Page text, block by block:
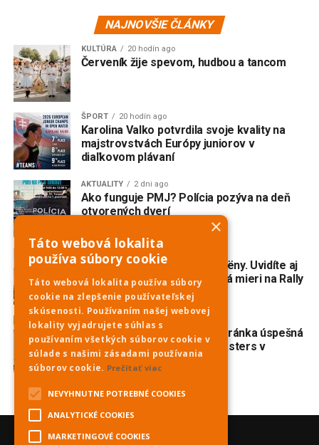
NAJNOVŠIE ČLÁNKY
KULTÚRA 20 hodín ago
Červeník žije spevom, hudbou a tancom
ŠPORT 20 hodín ago
Karolina Valko potvrdila svoje kvality na
majstrovstvách Európy juniorov v
diaľkovom plávaní
AKTUALITY 2 dni ago
Ako funguje PMJ? Polícia pozýva na deň
otvorených dverí
AKTUALITY 3 dni ago
Do Piešťan mieria opäť Citroëny. Uvidíte aj
dvojmotorovú „kačicu“, ktorá mieri na Rally
Dakar Classic
ŠPORT 4 dni ago
Veslovanie: Piešťanská veteránka úspešná
na prestížnej regate Euromasters v
Mníchove
×
Táto webová lokalita
používa súbory cookie
Táto webová lokalita používa súbory
cookie na zlepšenie používateľskej
skúsenosti. Používaním našej webovej
lokality vyjadrujete súhlas s
používaním všetkých súborov cookie v
súlade s našimi zásadami používania
súborov cookie. Prečítať viac
NEVYHNUTNE POTREBNÉ COOKIES
ANALYTICKÉ COOKIES
MARKETINGOVÉ COOKIES